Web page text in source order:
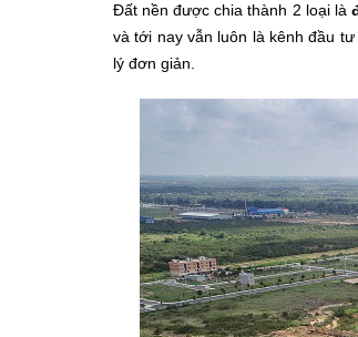
Đất nền được chia thành 2 loại là
và tới nay vẫn luôn là kênh đầu
lý đơn giản.